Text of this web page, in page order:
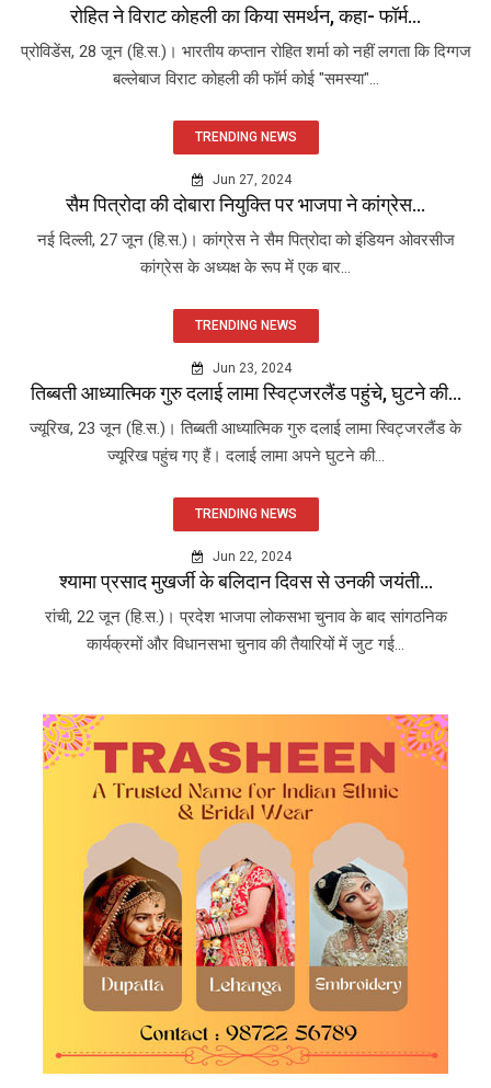
रोहित ने विराट कोहली का किया समर्थन, कहा- फॉर्म...
प्रोविडेंस, 28 जून (हि.स.)। भारतीय कप्तान रोहित शर्मा को नहीं लगता कि दिग्गज
बल्लेबाज विराट कोहली की फॉर्म कोई "समस्या"...
TRENDING NEWS
Jun 27, 2024
सैम पित्रोदा की दोबारा नियुक्ति पर भाजपा ने कांग्रेस...
नई दिल्ली, 27 जून (हि.स.)। कांग्रेस ने सैम पित्रोदा को इंडियन ओवरसीज
कांग्रेस के अध्यक्ष के रूप में एक बार...
TRENDING NEWS
Jun 23, 2024
तिब्बती आध्यात्मिक गुरु दलाई लामा स्विट्जरलैंड पहुंचे, घुटने की...
ज्यूरिख, 23 जून (हि.स.)। तिब्बती आध्यात्मिक गुरु दलाई लामा स्विट्जरलैंड के
ज्यूरिख पहुंच गए हैं। दलाई लामा अपने घुटने की...
TRENDING NEWS
Jun 22, 2024
श्यामा प्रसाद मुखर्जी के बलिदान दिवस से उनकी जयंती...
रांची, 22 जून (हि.स.)। प्रदेश भाजपा लोकसभा चुनाव के बाद सांगठनिक
कार्यक्रमों और विधानसभा चुनाव की तैयारियों में जुट गई...